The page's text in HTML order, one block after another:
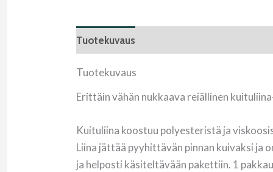
Tuotekuvaus
Tuotekuvaus
Erittäin vähän nukkaava reiällinen
Kuituliina koostuu polyesteristä ja
Liina jättää pyyhittävän pinnan kuivaksi ja
ja helposti käsiteltävään pakettiin. 1